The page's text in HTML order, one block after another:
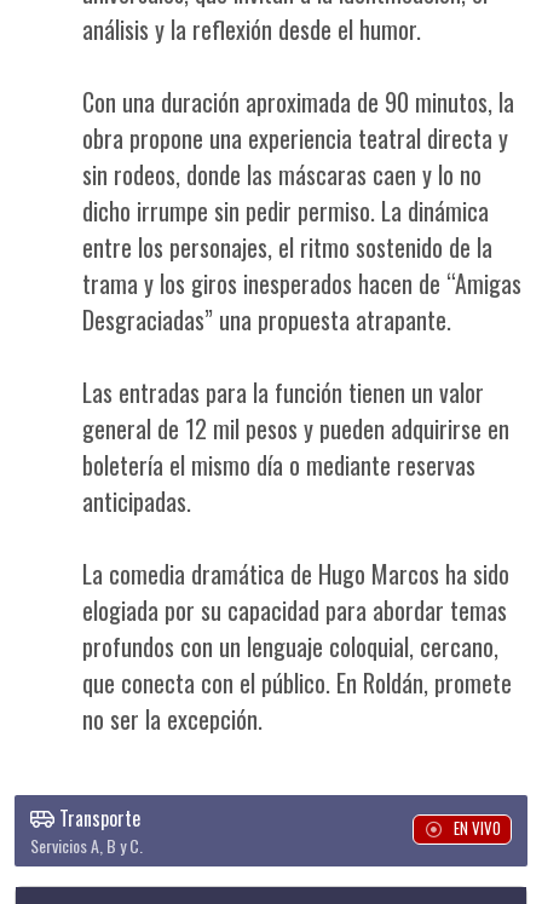
análisis y la reflexión desde el humor.
Con una duración aproximada de 90 minutos, la
obra propone una experiencia teatral directa y
sin rodeos, donde las máscaras caen y lo no
dicho irrumpe sin pedir permiso. La dinámica
entre los personajes, el ritmo sostenido de la
trama y los giros inesperados hacen de “Amigas
Desgraciadas” una propuesta atrapante.
Las entradas para la función tienen un valor
general de 12 mil pesos y pueden adquirirse en
boletería el mismo día o mediante reservas
anticipadas.
La comedia dramática de Hugo Marcos ha sido
elogiada por su capacidad para abordar temas
profundos con un lenguaje coloquial, cercano,
que conecta con el público. En Roldán, promete
no ser la excepción.
Transporte
Servicios A, B y C.
EN VIVO